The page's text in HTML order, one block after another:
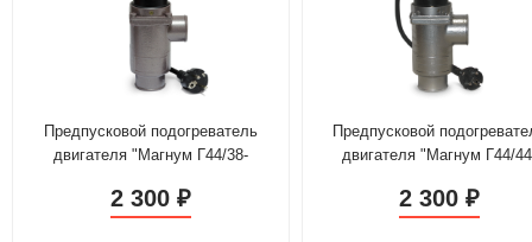
Предпусковой подогреватель
двигателя "Магнум Г44/38-
2 300 ₽
Предпусковой
двигателя "Магнум Г44/
2 300₽